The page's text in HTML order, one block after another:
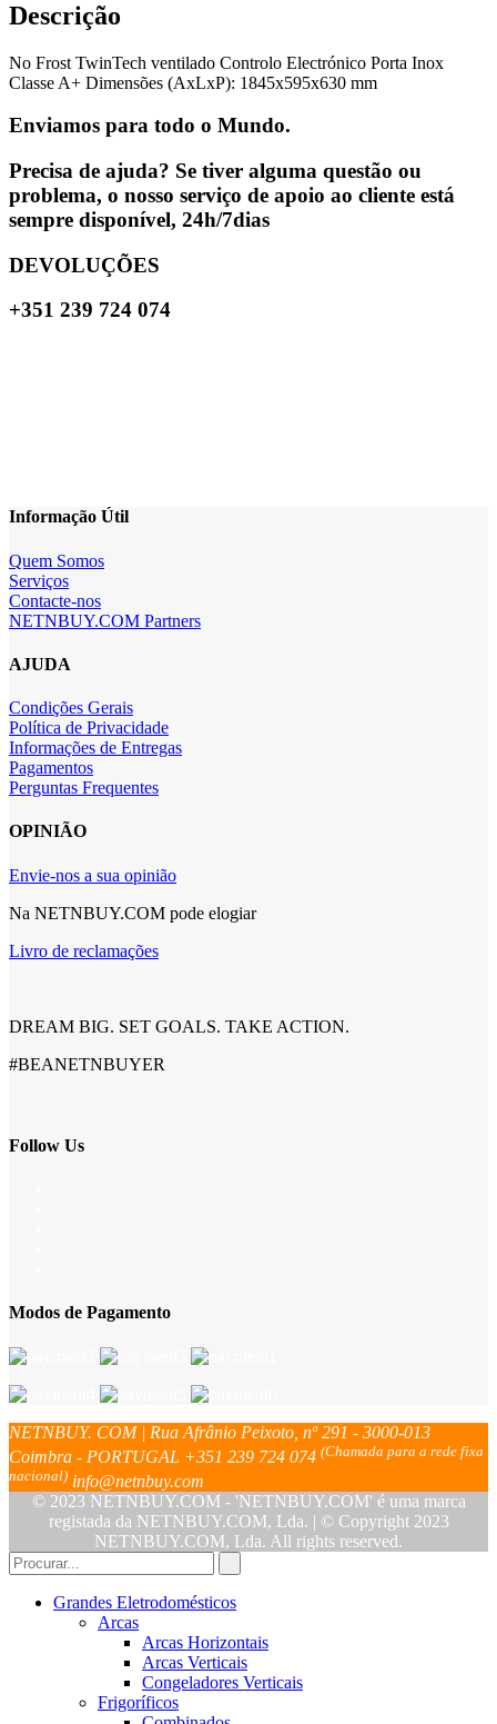
Descrição
No Frost TwinTech ventilado Controlo Electrónico Porta Inox
Classe A+ Dimensões (AxLxP): 1845x595x630 mm
Enviamos para todo o Mundo.
Precisa de ajuda? Se tiver alguma questão ou
problema, o nosso serviço de apoio ao cliente está
sempre disponível, 24h/7dias
DEVOLUÇÕES
+351 239 724 074
Informação Útil
Quem Somos
Serviços
Contacte-nos
NETNBUY.COM Partners
AJUDA
Condições Gerais
Política de Privacidade
Informações de Entregas
Pagamentos
Perguntas Frequentes
OPINIÃO
Envie-nos a sua opinião
Na NETNBUY.COM pode elogiar
Livro de reclamações
DREAM BIG. SET GOALS. TAKE ACTION.
#BEANETNBUYER
Follow Us
Modos de Pagamento
NETNBUY. COM | Rua Afrânio Peixoto, nº 291 - 3000-013
Coimbra - PORTUGAL +351 239 724 074 (Chamada para a rede fixa
nacional) info@netnbuy.com
© 2023 NETNBUY.COM - 'NETNBUY.COM' é uma marca
registada da NETNBUY.COM, Lda. | © Copyright 2023
NETNBUY.COM, Lda. All rights reserved.
Grandes Eletrodomésticos
Arcas
Arcas Horizontais
Arcas Verticais
Congeladores Verticais
Frigoríficos